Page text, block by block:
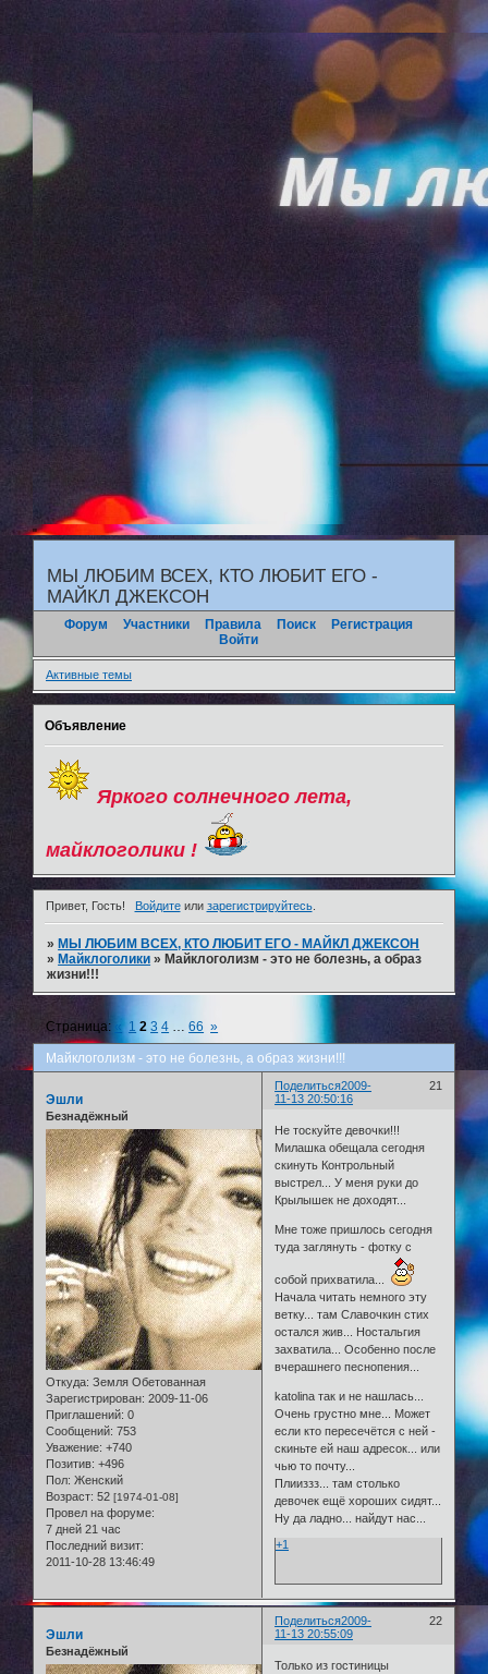
"
МЫ ЛЮБИМ ВСЕХ, КТО ЛЮБИТ ЕГО -
МАЙКЛ ДЖЕКСОН
Форум Участники Правила Поиск
Регистрация
Войти
Активные темы
Объявление
Яркого солнечного лета,
майклоголики !
Привет, Гость! Войдитеили зарегистрируйтесь.
»МЫ ЛЮБИМ ВСЕХ, КТО ЛЮБИТ ЕГО - МАЙКЛ ДЖЕКСОН
»Майклоголики »Майклоголизм - это не болезнь, а образ
жизни!!!
Майклоголизм - это не болезнь, а образ жизни!!!
Страница: « 1 2 3 4 66 »
Поделиться 21
2009-
11-13 20:50:16
Эшли
Безнадёжный
Откуда: Земля Обетованная
Зарегистрирован: 2009-11-06
Приглашений: 0
Сообщений: 753
Уважение: +740
Позитив: +496
Пол: Женский
Возраст: 52 [1974-01-08]
Провел на форуме:
7 дней 21 час
Последний визит:
2011-10-28 13:46:49
Не тоскуйте девочки!!!
Милашка обещала сегодня
скинуть Контрольный
выстрел... У меня руки до
Крылышек не доходят...
Мне тоже пришлось сегодня
туда заглянуть - фотку с
собой прихватила...
Начала читать немного эту
ветку... там Славочкин стих
остался жив... Ностальгия
захватила... Особенно после
вчерашнего песнопения...
katolina так и не нашлась...
Очень грустно мне... Может
если кто пересечётся с ней -
скиньте ей наш адресок... или
чью то почту...
Плииззз... там столько
девочек ещё хороших сидят...
Ну да ладно... найдут нас...
+1
Поделиться 22
2009-
11-13 20:55:09
Эшли
Безнадёжный
Только из гостиницы